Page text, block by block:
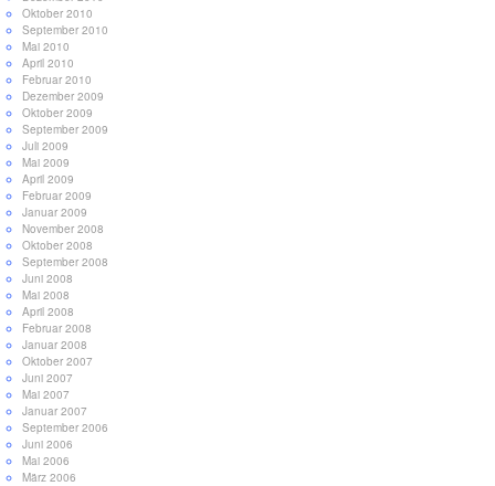
Oktober 2010
September 2010
Mai 2010
April 2010
Februar 2010
Dezember 2009
Oktober 2009
September 2009
Juli 2009
Mai 2009
April 2009
Februar 2009
Januar 2009
November 2008
Oktober 2008
September 2008
Juni 2008
Mai 2008
April 2008
Februar 2008
Januar 2008
Oktober 2007
Juni 2007
Mai 2007
Januar 2007
September 2006
Juni 2006
Mai 2006
März 2006